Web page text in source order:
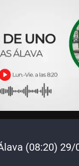
(08:20)